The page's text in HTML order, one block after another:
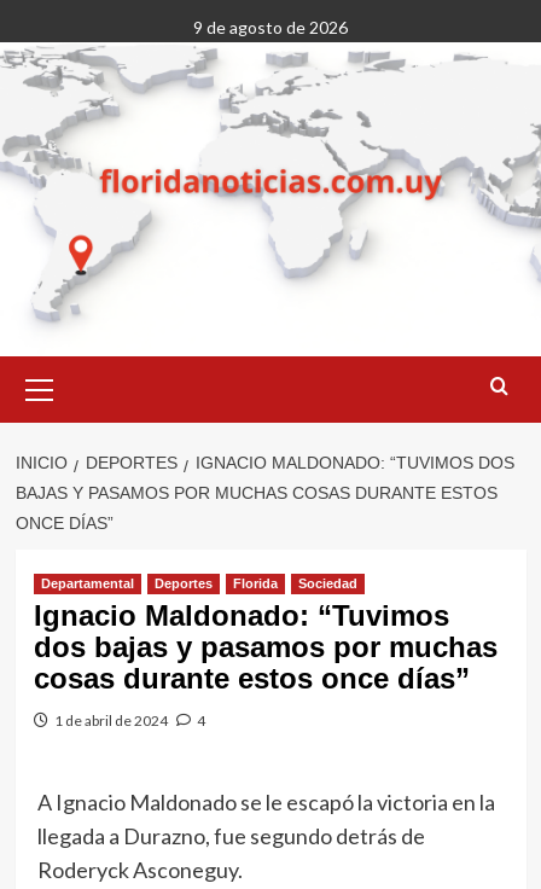
al
contenido
9 de agosto de 2026
primario
INICIO DEPORTES
IGNACIO MALDONADO: “TUVIMOS DOS
BAJAS Y PASAMOS POR MUCHAS COSAS DURANTE ESTOS
ONCE DÍAS”
Departamental Deportes Florida Sociedad
Ignacio Maldonado: “Tuvimos
dos bajas y pasamos por muchas
cosas durante estos once días”
1 de abril de 2024 4
A Ignacio Maldonado se le escapó la victoria en la
llegada a Durazno, fue segundo detrás de
Roderyck Asconeguy.